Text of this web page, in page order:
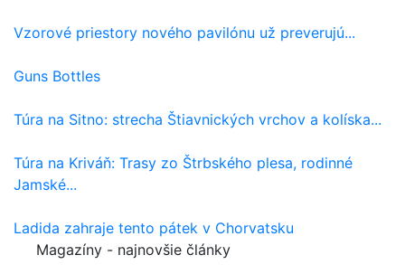
Vzorové priestory nového pavilónu už preverujú...
Guns Bottles
Túra na Sitno: strecha Štiavnických vrchov a kolíska...
Túra na Kriváň: Trasy zo Štrbského plesa, rodinné
Jamské...
Ladida zahraje tento pátek v Chorvatsku
Magazíny - najnovšie články